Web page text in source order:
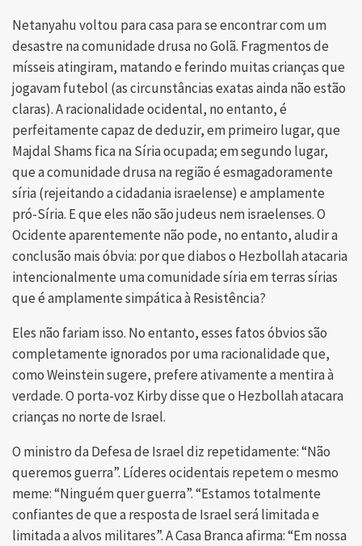
Netanyahu voltou para casa para se encontrar com um
desastre na comunidade drusa no Golã. Fragmentos de
mísseis atingiram, matando e ferindo muitas crianças que
jogavam futebol (as circunstâncias exatas ainda não estão
claras). A racionalidade ocidental, no entanto, é
perfeitamente capaz de deduzir, em primeiro lugar, que
Majdal Shams fica na Síria ocupada; em segundo lugar,
que a comunidade drusa na região é esmagadoramente
síria (rejeitando a cidadania israelense) e amplamente
pró-Síria. E que eles não são judeus nem israelenses. O
Ocidente aparentemente não pode, no entanto, aludir a
conclusão mais óbvia: por que diabos o Hezbollah atacaria
intencionalmente uma comunidade síria em terras sírias
que é amplamente simpática à Resistência?
Eles não fariam isso. No entanto, esses fatos óbvios são
completamente ignorados por uma racionalidade que,
como Weinstein sugere, prefere ativamente a mentira à
verdade. O porta-voz Kirby disse que o Hezbollah atacara
crianças no norte de Israel.
O ministro da Defesa de Israel diz repetidamente: “Não
queremos guerra”. Líderes ocidentais repetem o mesmo
meme: “Ninguém quer guerra”. “Estamos totalmente
confiantes de que a resposta de Israel será limitada e
limitada a alvos militares”. A Casa Branca afirma: “Em nossa